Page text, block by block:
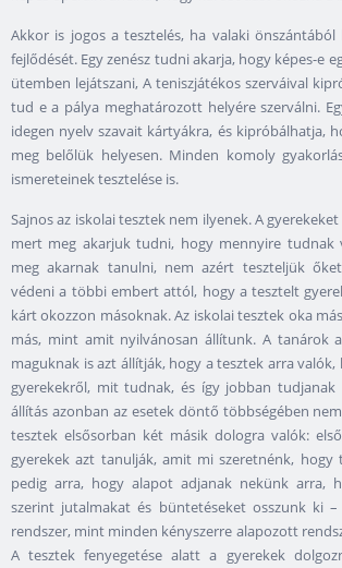
Akkor is jogos a tesztelés, ha valaki
fejlődését. Egy zenész tudni akarja, hogy képes-e
ütemben lejátszani, A teniszjátékos szerváival
tud e a pálya meghatározott helyére szerválni.
idegen nyelv szavait kártyákra, és kipróbálhatja,
meg belőlük helyesen. Minden komoly
ismereteinek tesztelése is.
Sajnos az iskolai tesztek nem ilyenek. A
mert meg akarjuk tudni, hogy mennyire tudnak
meg akarnak tanulni, nem azért teszteljük
védeni a többi embert attól, hogy a tesztelt
kárt okozzon másoknak. Az iskolai tesztek oka
más, mint amit nyilvánosan állítunk. A tanárok
maguknak is azt állítják, hogy a tesztek arra
gyerekekről, mit tudnak, és így jobban tudjanak
állítás azonban az esetek döntő többségében
tesztek elsősorban két másik dologra valók:
gyerekek azt tanulják, amit mi szeretnénk, hogy
pedig arra, hogy alapot adjanak nekünk arra,
szerint jutalmakat és büntetéseket osszunk ki
rendszer, mint minden kényszerre alapozott
A tesztek fenyegetése alatt a gyerekek